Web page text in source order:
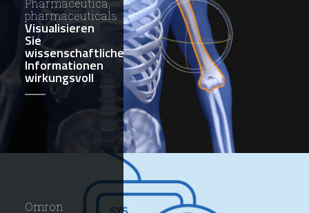
Pharmaceutica,
pharmaceuticals
Visualisieren
Sie
wissenschaftliche
Informationen
wirkungsvoll
Omron